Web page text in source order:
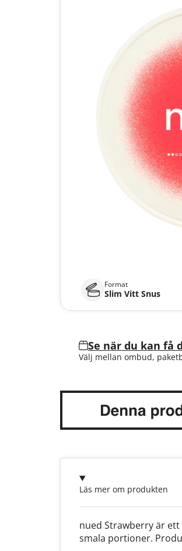
Format
Slim Vitt Snus
Se när du kan få
Välj mellan ombud,
Läs mer om produkten
nued Strawberry är
smala portioner.